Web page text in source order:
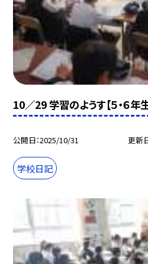
10／29 学習のようす【５・６年生
公開日 2025/10/31 更新
学校日記